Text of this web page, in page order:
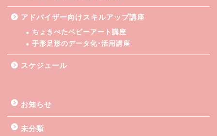
アドバイザー向けスキルアップ講座
ちょきぺたベビーアート講座
手形足形のデータ化･活用講座
スケジュール
お知らせ
未分類